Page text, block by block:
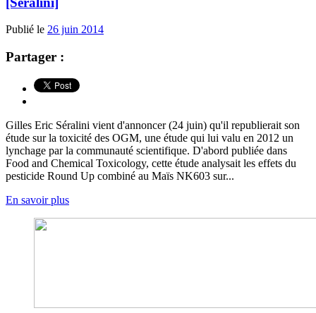
Publié le 26 juin 2014
Partager :
Gilles Eric Séralini vient d'annoncer (24 juin) qu'il republierait son
étude sur la toxicité des OGM, une étude qui lui valu en 2012 un
lynchage par la communauté scientifique. D'abord publiée dans
Food and Chemical Toxicology, cette étude analysait les effets du
pesticide Round Up combiné au Maïs NK603 sur...
En savoir plus